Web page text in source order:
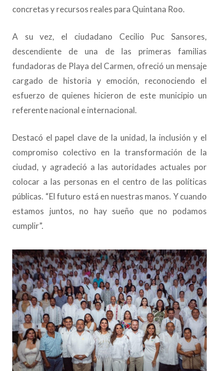
concretas y recursos reales para Quintana Roo.
A su vez, el ciudadano Cecilio Puc Sansores,
descendiente de una de las primeras familias
fundadoras de Playa del Carmen, ofreció un mensaje
cargado de historia y emoción, reconociendo el
esfuerzo de quienes hicieron de este municipio un
referente nacional e internacional.
Destacó el papel clave de la unidad, la inclusión y el
compromiso colectivo en la transformación de la
ciudad, y agradeció a las autoridades actuales por
colocar a las personas en el centro de las políticas
públicas. “El futuro está en nuestras manos. Y cuando
estamos juntos, no hay sueño que no podamos
cumplir”.